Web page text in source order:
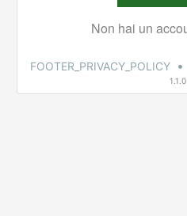
FOOTER_PRIVACY_POLICY •
1.1.0